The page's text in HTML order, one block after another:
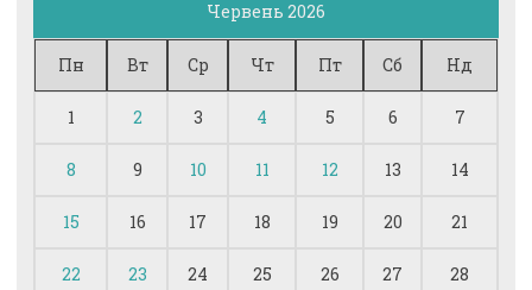
Червень 2026
Пн Вт Ср Чт Пт Сб Нд
1 2 3 4 5 6 7
8 9 10 11 12 13 14
15 16 17 18 19 20 21
22 23 24 25 26 27 28